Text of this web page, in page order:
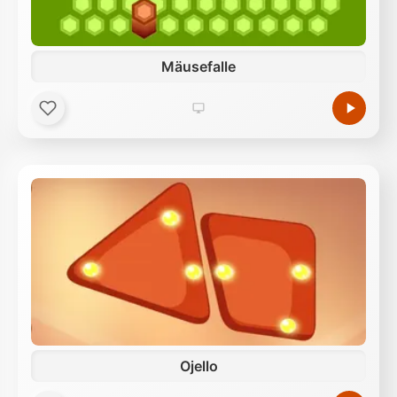
Mäusefalle
Ojello